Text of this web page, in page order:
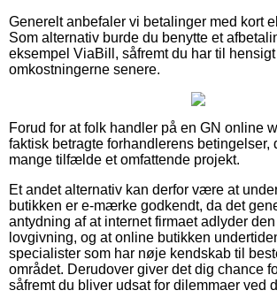
Generelt anbefaler vi betalinger med kort
Som alternativ burde du benytte et
eksempel ViaBill, såfremt du har til
omkostningerne senere.
Forud for at folk handler på en GN online
faktisk betragte forhandlerens betingelser,
mange tilfælde et omfattende projekt.
Et andet alternativ kan derfor være at
butikken er e-mærke godkendt, da det
antydning af at internet firmaet adlyder
lovgivning, og at online butikken
specialister som har nøje kendskab til
området. Derudover giver det dig chance
såfremt du bliver udsat for dilemmaer ved